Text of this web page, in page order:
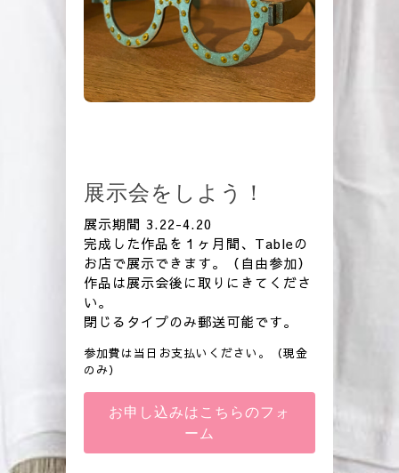
展示会をしよう！
展示期間 3.22-4.20
完成した作品を１ヶ月間、Tableの
お店で展示できます。（自由参加）
作品は展示会後に取りにきてくださ
い。
閉じるタイプのみ郵送可能です。
参加費は当日お支払いください。（現金
のみ）
お申し込みはこちらのフォ
ーム